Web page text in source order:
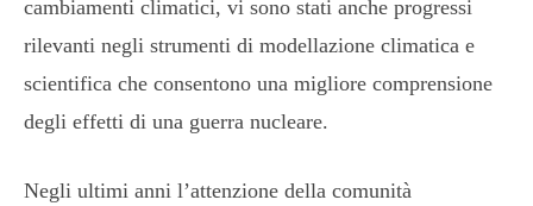
cambiamenti climatici, vi sono stati anche progressi
rilevanti negli strumenti di modellazione climatica e
scientifica che consentono una migliore comprensione
degli effetti di una guerra nucleare.
Negli ultimi anni l’attenzione della comunità